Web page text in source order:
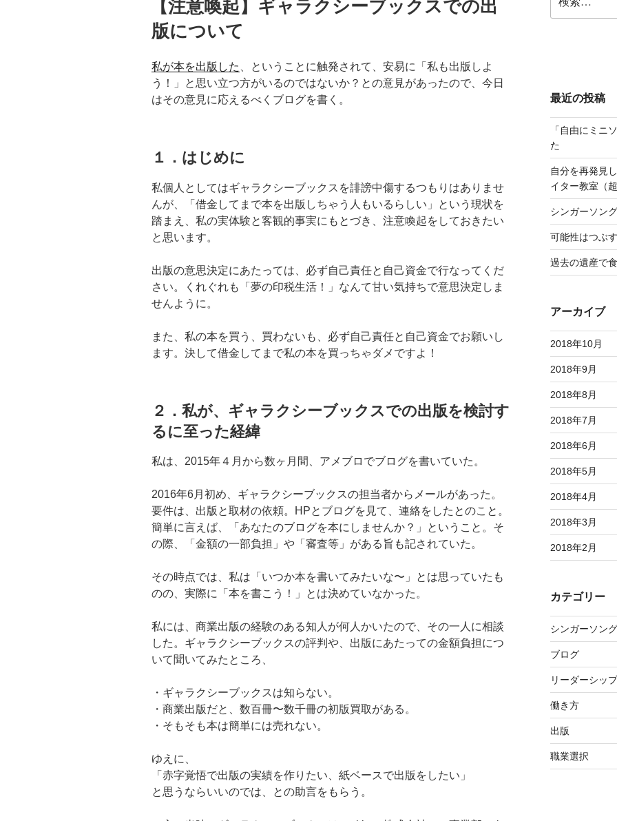
【注意喚起】ギャラクシーブックスでの出
版について
私が本を出版した
、ということに触発されて、安易に「私も出版しよ
う！」と思い立つ方がいるのではないか？との意見があったので、今日
はその意見に応えるべくブログを書く。
１．はじめに
私個人としてはギャラクシーブックスを誹謗中傷するつもりはありませ
んが、「借金してまで本を出版しちゃう人もいるらしい」という現状を
踏まえ、私の実体験と客観的事実にもとづき、注意喚起をしておきたい
と思います。
出版の意思決定にあたっては、必ず自己責任と自己資金で行なってくだ
さい。くれぐれも「夢の印税生活！」なんて甘い気持ちで意思決定しま
せんように。
また、私の本を買う、買わないも、必ず自己責任と自己資金でお願いし
ます。決して借金してまで私の本を買っちゃダメですよ！
２．私が、ギャラクシーブックスでの出版を検討す
るに至った経緯
私は、2015年４月から数ヶ月間、アメブロでブログを書いていた。
2016年6月初め、ギャラクシーブックスの担当者からメールがあった。
要件は、出版と取材の依頼。HPとブログを見て、連絡をしたとのこと。
簡単に言えば、「あなたのブログを本にしませんか？」ということ。そ
の際、「金額の一部負担」や「審査等」がある旨も記されていた。
その時点では、私は「いつか本を書いてみたいな〜」とは思っていたも
のの、実際に「本を書こう！」とは決めていなかった。
私には、商業出版の経験のある知人が何人かいたので、その一人に相談
した。ギャラクシーブックスの評判や、出版にあたっての金額負担につ
いて聞いてみたところ、
・ギャラクシーブックスは知らない。
・商業出版だと、数百冊〜数千冊の初版買取がある。
・そもそも本は簡単には売れない。
ゆえに、
「赤字覚悟で出版の実績を作りたい、紙ベースで出版をしたい」
と思うならいいのでは、との助言をもらう。
索:
最近の投稿
「自由にミニ
た
自分を再発見
イター教室（超
シンガーソン
可能性はつぶ
過去の遺産で
アーカイブ
2018年10月
2018年9月
2018年8月
2018年7月
2018年6月
2018年5月
2018年4月
2018年3月
2018年2月
カテゴリー
シンガーソン
ブログ
リーダーシップ
働き方
出版
職業選択